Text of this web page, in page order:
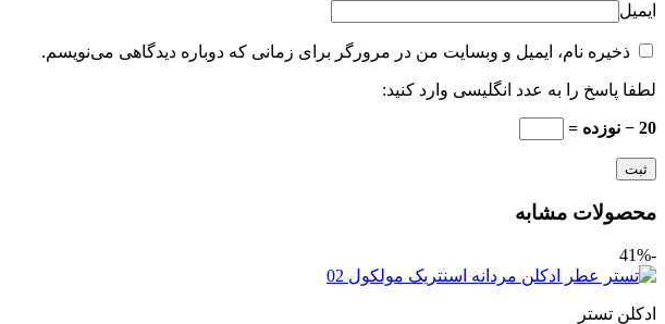
ایمیل
ذخیره نام، ایمیل و وبسایت من در مرورگر برای زمانی که دوباره دیدگاهی می‌نویسم.
لطفا پاسخ را به عدد انگلیسی وارد کنید:
20 − نوزده =
محصولات مشابه
-41%
ادکلن تستر